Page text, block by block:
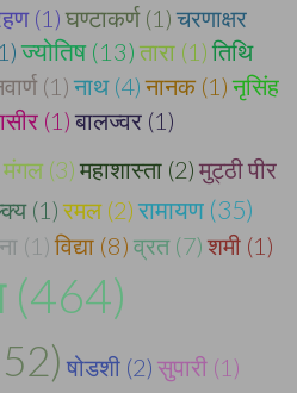
(1) घण्टाकर्ण (1) चरणाक्षर
ज्योतिष (13) तारा (1) तिथि
(1) नाथ (4) नानक (1) नृसिंह
(1) बालज्वर (1)
मंगल (3) महाशास्ता (2) मुट्ठी पीर
(1) रमल (2) रामायण (35)
(1) विद्या (8) व्रत (7) शमी (1)
(464)
षोडशी (2) सुपारी (1)